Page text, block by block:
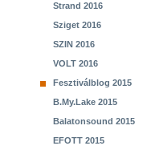
Strand 2016
Sziget 2016
SZIN 2016
VOLT 2016
Fesztiválblog 2015
B.My.Lake 2015
Balatonsound 2015
EFOTT 2015